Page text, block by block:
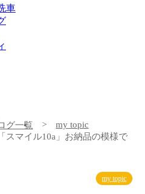
車
グ一覧
my topic
スマイル10a」お納品の模様で
my topic